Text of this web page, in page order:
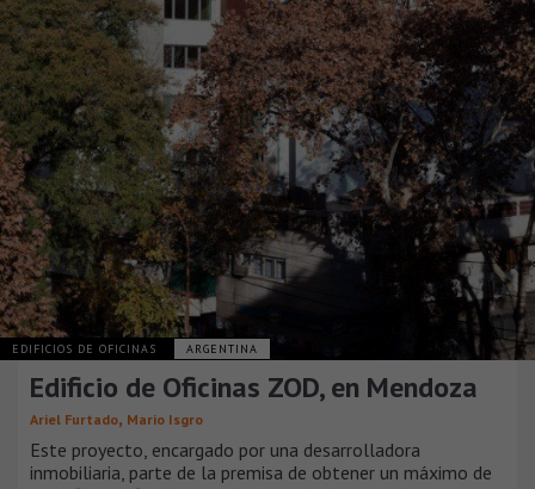
EDIFICIOS DE OFICINAS ARGENTINA
Edificio de Oficinas ZOD, en Mendoza
Ariel Furtado, Mario Isgro
Este proyecto, encargado por una desarrolladora
inmobiliaria, parte de la premisa de obtener un máximo de